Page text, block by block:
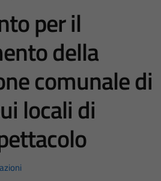
per il
della
comunale di
locali di